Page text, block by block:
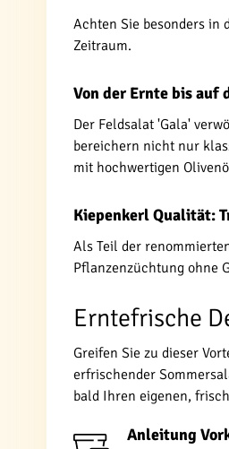
Achten Sie besonders in
Zeitraum.
Von der Ernte bis
Der Feldsalat 'Gala'
bereichern nicht nur
mit hochwertigen
Kiepenkerl Qualität:
Als Teil der
Pflanzenzüchtung ohne
Erntefrische
Greifen Sie zu dieser
erfrischender
bald Ihren eigenen,
Anleitung